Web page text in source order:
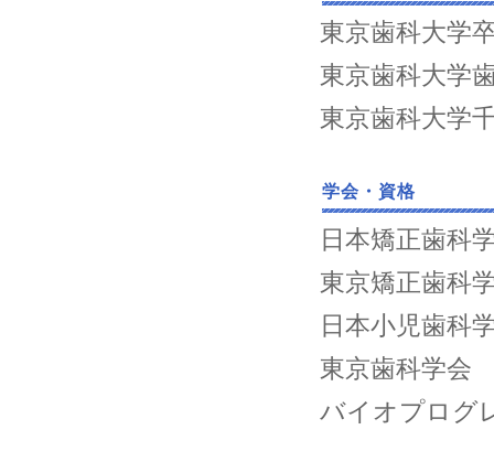
東京歯科大学
東京歯科大学
東京歯科大学
学会・資格
日本矯正歯科
東京矯正歯科
日本小児歯科
東京歯科学会
バイオプログ